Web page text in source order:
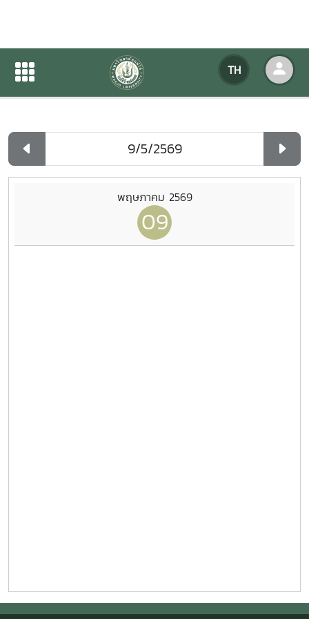
TH
ปฏิทินกิจกรรมของหน่วยงาน
ปฏิทินกิจกรรมของหน่วยงาน
พฤษภาคม 2569
09